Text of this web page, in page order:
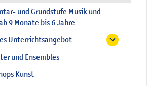
und Grundstufe Musik und
9 Monate bis 6 Jahre
Unterrichtsangebot
und Ensembles
Kunst